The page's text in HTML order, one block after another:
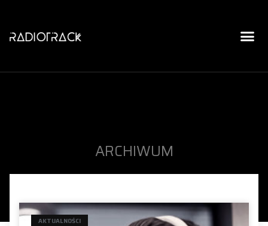
ARCHIWUM
AKTUALNOŚCI